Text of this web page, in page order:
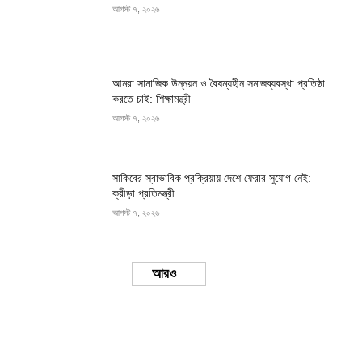
আগস্ট ৭, ২০২৬
আমরা সামাজিক উন্নয়ন ও বৈষম্যহীন সমাজব্যবস্থা প্রতিষ্ঠা
করতে চাই: শিক্ষামন্ত্রী
আগস্ট ৭, ২০২৬
সাকিবের স্বাভাবিক প্রক্রিয়ায় দেশে ফেরার সুযোগ নেই:
ক্রীড়া প্রতিমন্ত্রী
আগস্ট ৭, ২০২৬
Load more